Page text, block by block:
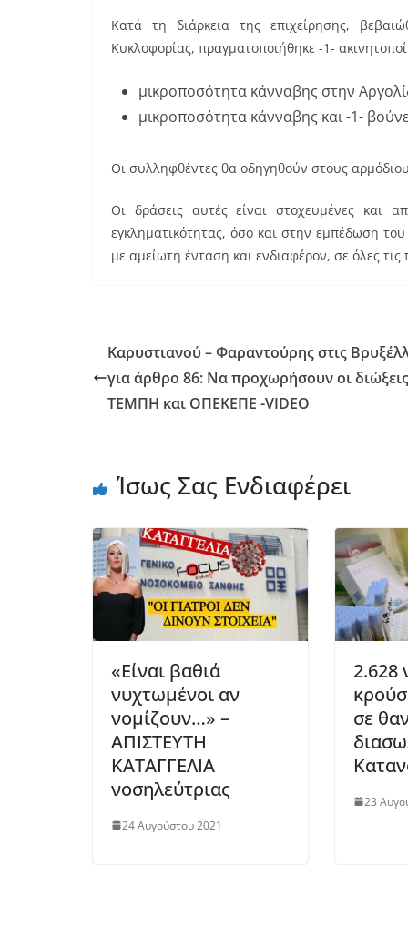
Κατά τη διάρκεια της επιχείρησης,
Κυκλοφορίας, πραγματοποιήθηκε -1-
μικροποσότητα κάνναβης στην
μικροποσότητα κάνναβης και -1-
Οι συλληφθέντες θα οδηγηθούν στους
Οι δράσεις αυτές είναι στοχευμένες και
εγκληματικότητας, όσο και στην εμπέδωση
με αμείωτη ένταση και ενδιαφέρον, σε όλες
Καρυστιανού – Φαραντούρης στις
για άρθρο 86: Να προχωρήσουν οι
ΤΕΜΠΗ και ΟΠΕΚΕΠΕ -VIDEO
Ίσως Σας Ενδιαφέρει
«Είναι βαθιά
νυχτωμένοι αν
νομίζουν…» –
ΑΠΙΣΤΕΥΤΗ
ΚΑΤΑΓΓΕΛΙΑ
νοσηλεύτριας
24 Αυγούστου 2021
2.628
σε
23